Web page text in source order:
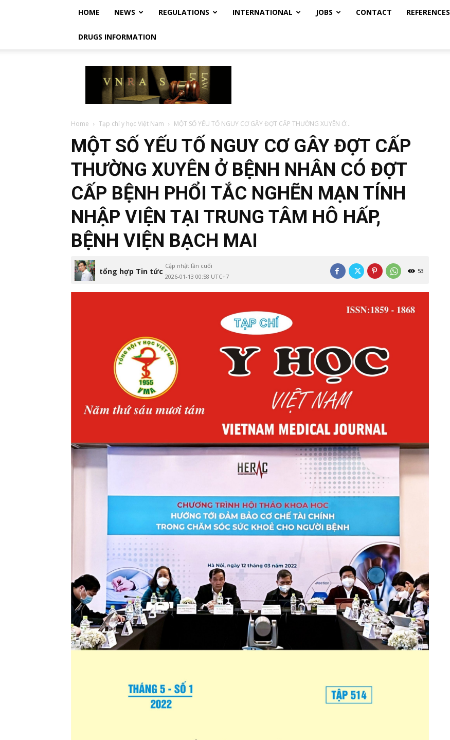
HOME NEWS REGULATIONS INTERNATIONAL JOBS CONTACT REFERENCES
DRUGS INFORMATION
Vietnam
Regulatory
Affairs
Society
Luật
Việt
Nam
Home Tạp chí y học Việt Nam MỘT SỐ YẾU TỐ NGUY CƠ GÂY ĐỢT CẤP THƯỜNG XUYÊN Ở...
MỘT SỐ YẾU TỐ NGUY CƠ GÂY ĐỢT CẤP
THƯỜNG XUYÊN Ở BỆNH NHÂN CÓ ĐỢT
CẤP BỆNH PHỔI TẮC NGHẼN MẠN TÍNH
NHẬP VIỆN TẠI TRUNG TÂM HÔ HẤP,
BỆNH VIỆN BẠCH MAI
tổng hợp Tin tức
Cập nhật lần cuối
2026-01-13 00:58 UTC+7
53